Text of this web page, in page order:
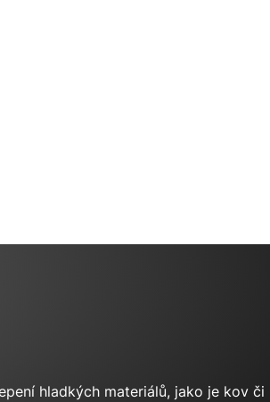
hladkých materiálů, jako je kov